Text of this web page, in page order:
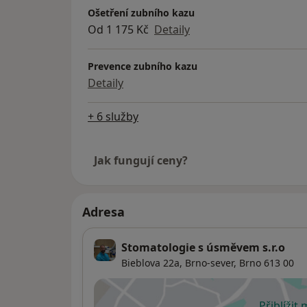
Ošetření zubního kazu
Od 1 175 Kč Detaily
Prevence zubního kazu
Detaily
+ 6 služby
Jak fungují ceny?
Adresa
Stomatologie s úsměvem s.r.o
Bieblova 22a, Brno-sever, Brno 613 00